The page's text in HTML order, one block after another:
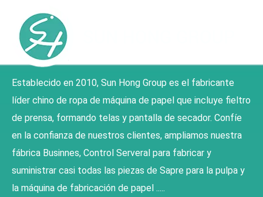
Establecido en 2010, Sun Hong Group es el fabricante
líder chino de ropa de máquina de papel que incluye fieltro
de prensa, formando telas y pantalla de secador. Confíe
en la confianza de nuestros clientes, ampliamos nuestra
fábrica Businnes, Control Serveral para fabricar y
suministrar casi todas las piezas de Sapre para la pulpa y
la máquina de fabricación de papel .....